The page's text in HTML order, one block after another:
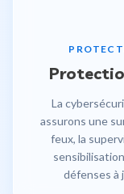
La
assurons une
feux, la
défenses à